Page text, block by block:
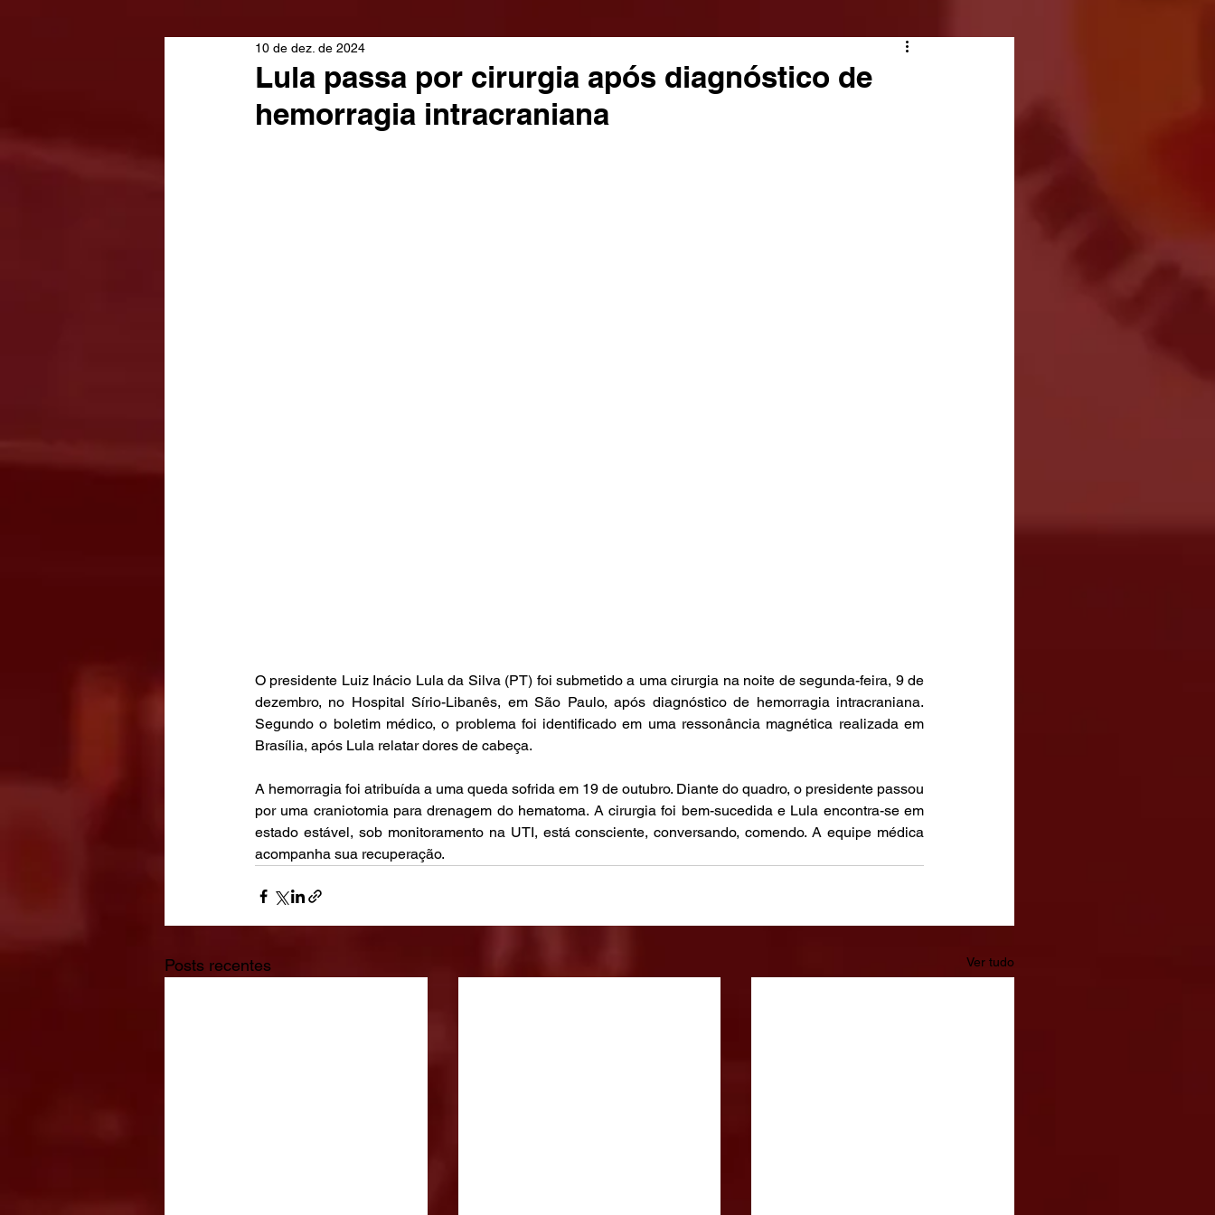
Lula passa por cirurgia após diagnóstico de
hemorragia intracraniana
10 de dez. de 2024
O presidente Luiz Inácio Lula da Silva (PT) foi submetido a uma cirurgia na noite de segunda-feira, 9 de
dezembro, no Hospital Sírio-Libanês, em São Paulo, após diagnóstico de hemorragia intracraniana.
Segundo o boletim médico, o problema foi identificado em uma ressonância magnética realizada em
Brasília, após Lula relatar dores de cabeça.
A hemorragia foi atribuída a uma queda sofrida em 19 de outubro. Diante do quadro, o presidente passou
por uma craniotomia para drenagem do hematoma. A cirurgia foi bem-sucedida e Lula encontra-se em
estado estável, sob monitoramento na UTI, está consciente, conversando, comendo. A equipe médica
acompanha sua recuperação.
Posts recentes Ver tudo